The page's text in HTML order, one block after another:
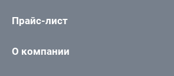
Прайс-лист
О компании